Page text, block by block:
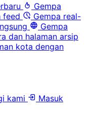
Gempa
feed
Gempa real-
Gempa
dan halaman arsip
kota dengan
kami
Masuk